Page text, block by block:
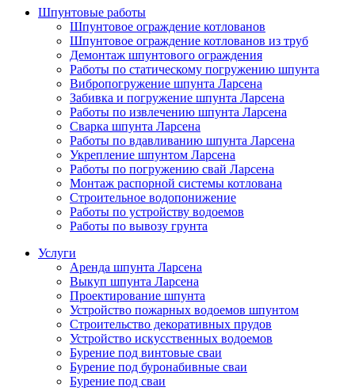
Шпунтовые работы
Шпунтовое ограждение котлованов
Шпунтовое ограждение котлованов из труб
Демонтаж шпунтового ограждения
Работы по статическому погружению шпунта
Вибропогружение шпунта Ларсена
Забивка и погружение шпунта Ларсена
Работы по извлечению шпунта Ларсена
Сварка шпунта Ларсена
Работы по вдавливанию шпунта Ларсена
Укрепление шпунтом Ларсена
Работы по погружению свай Ларсена
Монтаж распорной системы котлована
Строительное водопонижение
Работы по устройству водоемов
Работы по вывозу грунта
Услуги
Аренда шпунта Ларсена
Выкуп шпунта Ларсена
Проектирование шпунта
Устройство пожарных водоемов шпунтом
Строительство декоративных прудов
Устройство искусственных водоемов
Бурение под винтовые сваи
Бурение под буронабивные сваи
Бурение под сваи